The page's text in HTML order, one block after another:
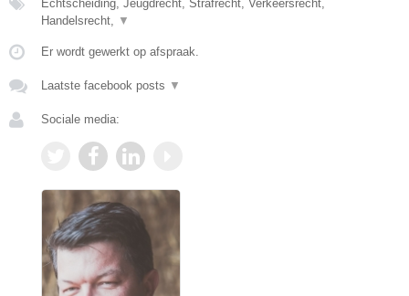
Echtscheiding, Jeugdrecht, Strafrecht, Verkeersrecht,
Handelsrecht, ▼
Er wordt gewerkt op afspraak.
Laatste facebook posts ▼
Sociale media: